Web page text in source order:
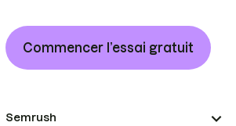
Commencer l’essai gratuit
Semrush